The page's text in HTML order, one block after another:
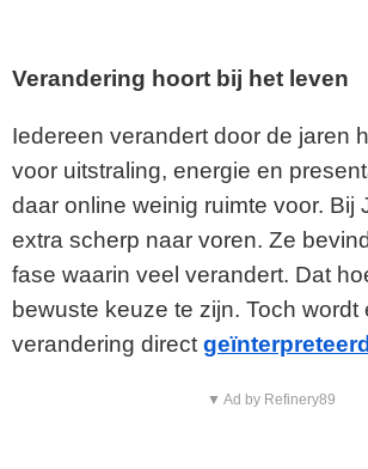
Verandering hoort bij het leven
Iedereen verandert door de jaren
voor uitstraling, energie en
daar online weinig ruimte voor. Bij
extra scherp naar voren. Ze
fase waarin veel verandert. Dat
bewuste keuze te zijn. Toch wordt
verandering direct geïnterpreteerd
▼ Ad by Refinery89